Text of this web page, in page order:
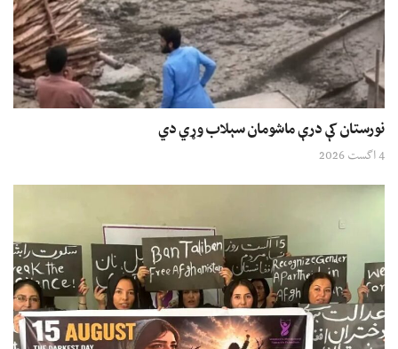
نورستان کې درې ماشومان سېلاب وړي دي
4 اگست 2026